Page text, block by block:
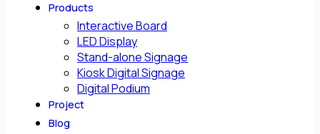
Products
Interactive Board
LED Display
Stand-alone Signage
Kiosk Digital Signage
Digital Podium
Project
Blog